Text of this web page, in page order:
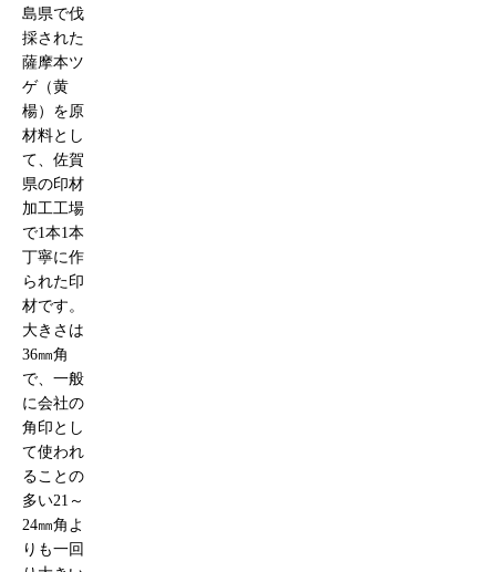
島県で伐
採された
薩摩本ツ
ゲ（黄
楊）を原
材料とし
て、佐賀
県の印材
加工工場
で1本1本
丁寧に作
られた印
材です。
大きさは
36㎜角
で、一般
に会社の
角印とし
て使われ
ることの
多い21～
24㎜角よ
りも一回